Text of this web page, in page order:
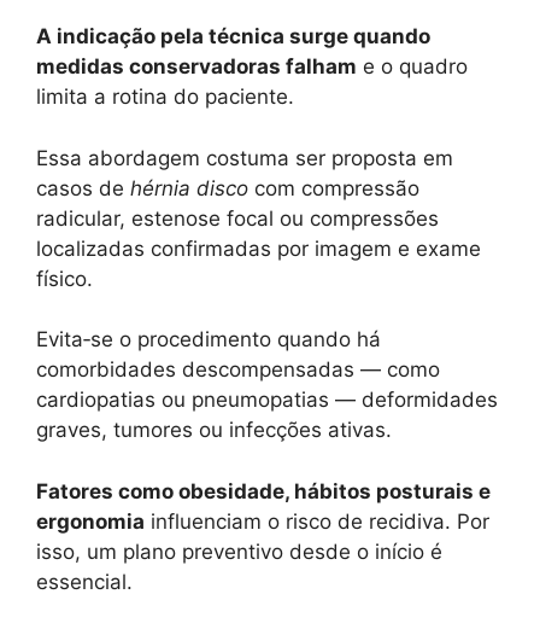
A indicação pela técnica surge quando
medidas conservadoras falham e o quadro
limita a rotina do paciente.
Essa abordagem costuma ser proposta em
casos de hérnia disco com compressão
radicular, estenose focal ou compressões
localizadas confirmadas por imagem e exame
físico.
Evita‑se o procedimento quando há
comorbidades descompensadas — como
cardiopatias ou pneumopatias — deformidades
graves, tumores ou infecções ativas.
Fatores como obesidade, hábitos posturais e
ergonomia influenciam o risco de recidiva. Por
isso, um plano preventivo desde o início é
essencial.